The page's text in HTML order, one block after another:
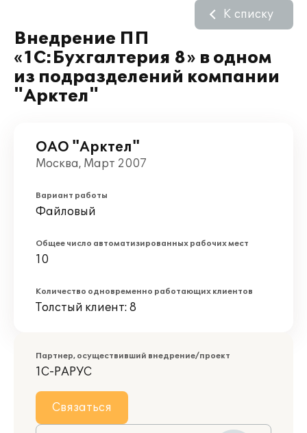
Внедрение ПП
«1С:Бухгалтерия 8» в одном
из подразделений компании
"Арктел"
К списку
ОАО "Арктел"
Москва, Март 2007
Вариант работы
Файловый
Общее число автоматизированных рабочих мест
10
Количество одновременно работающих клиентов
Толстый клиент: 8
Партнер, осуществивший внедрение/проект
1С-РАРУС
Связаться